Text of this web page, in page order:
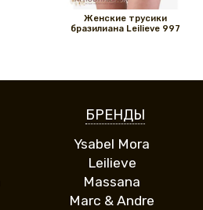
Женские трусики
бразилиана Leilieve 997
БРЕНДЫ
Ysabel Mora
Leilieve
Massana
Marc & Andre